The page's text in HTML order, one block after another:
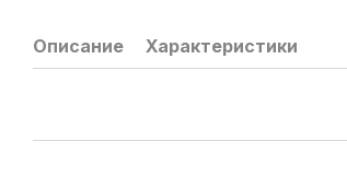
Описание Характеристики